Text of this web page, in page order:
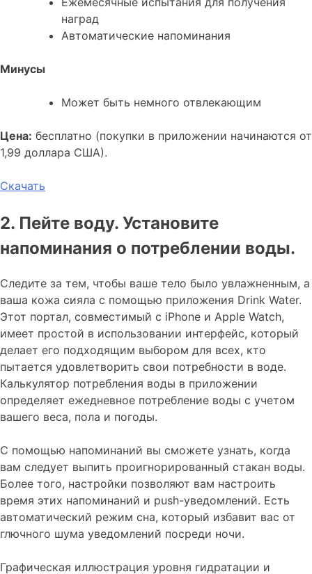
наград
Автоматические напоминания
Минусы
Может быть немного отвлекающим
Цена: бесплатно (покупки в приложении начинаются от
1,99 доллара США).
Скачать
2. Пейте воду. Установите
напоминания о потреблении воды.
Следите за тем, чтобы ваше тело было увлажненным, а
ваша кожа сияла с помощью приложения Drink Water.
Этот портал, совместимый с iPhone и Apple Watch,
имеет простой в использовании интерфейс, который
делает его подходящим выбором для всех, кто
пытается удовлетворить свои потребности в воде.
Калькулятор потребления воды в приложении
определяет ежедневное потребление воды с учетом
вашего веса, пола и погоды.
С помощью напоминаний вы сможете узнать, когда
вам следует выпить проигнорированный стакан воды.
Более того, настройки позволяют вам настроить
время этих напоминаний и push-уведомлений. Есть
автоматический режим сна, который избавит вас от
глючного шума уведомлений посреди ночи.
Графическая иллюстрация уровня гидратации и